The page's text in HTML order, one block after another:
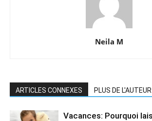
Neila M
ARTICLES CONNEXES PLUS DE L'AUTEUR
Vacances: Pourquoi